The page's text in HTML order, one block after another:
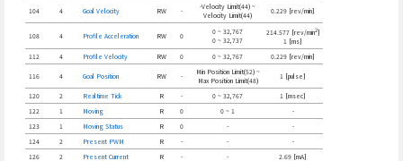
104 4 Goal Velocity RW -
-Velocity Limit(44) ~
Velocity Limit(44)
0.229 [rev/min]
108 4 Profile Acceleration RW 0
0 ~ 32,767
0 ~ 32,737
214.577 [rev/min2]
1 [ms]
112
4 Profile Velocity RW 0 0 ~ 32,767 0.229 [rev/min]
116 4 Goal Position RW -
Min Position Limit(52) ~
Max Position Limit(48)
1 [pulse]
120 2 Realtime Tick R - 0 ~ 32,767
1 [msec]
122
1 Moving R 0 0 ~ 1
-
123
1 Moving Status R 0 -
-
124
2 Present PWM R - -
-
126
2 Present Current R - - 2.69 [mA]